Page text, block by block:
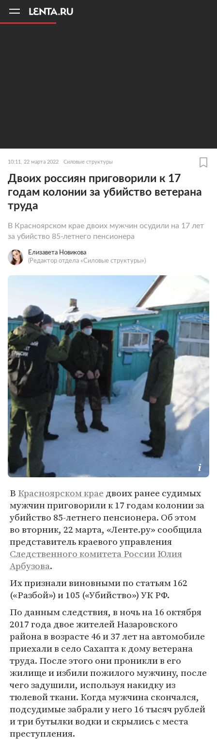
10:11, 22 марта 2022 Силовые структуры
Двоих россиян приговорили к 17
годам колонии за убийство ветерана
труда
В Красноярском крае двоих мужчин осудили на 17 лет
за убийство 85-летнего пенсионера
Елизавета Новикова
(Редактор отдела «Силовые структуры»)
В Красноярском крае двоих ранее судимых
мужчин приговорили к 17 годам колонии за
убийство 85-летнего пенсионера. Об этом
во вторник, 22 марта, «Ленте.ру» сообщила
представитель краевого управления
Следственного комитета РоссииЮлия
Арбузова.
Их признали виновными по статьям 162
(«Разбой») и 105 («Убийство») УК РФ.
По данным следствия, в ночь на 16 октября
2017 года двое жителей Назаровского
района в возрасте 46 и 37 лет на автомобиле
приехали в село Сахапта к дому ветерана
труда. После этого они проникли в его
жилище и избили пожилого мужчину, после
чего задушили, используя накидку из
тюлевой ткани. Когда мужчина скончался,
подсудимые забрали у него 16 тысяч рублей
и три бутылки водки и скрылись с места
преступления.